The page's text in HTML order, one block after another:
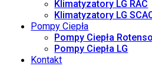
Klimatyzatory LG RAC
Klimatyzatory LG
Pompy Ciepła
Pompy Ciepła Rotenso
Pompy Ciepła LG
Kontakt